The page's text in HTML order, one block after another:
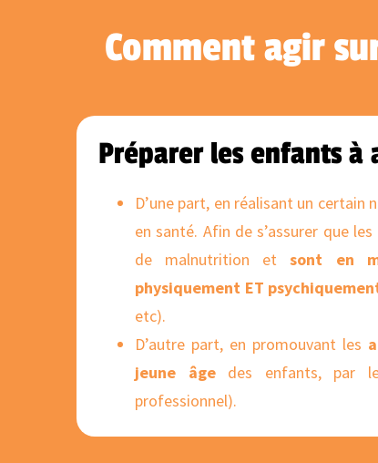
Comment agir
Préparer les enfants à
D’une part, en réalisant un certain
en santé. Afin de s’assurer que
de malnutrition etsont en
physiquement ET
etc).
D’autre part, en promouvant les
jeune âgedes enfants, par
professionnel).